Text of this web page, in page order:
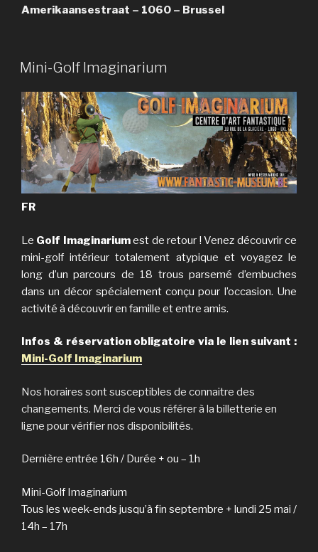
Amerikaansestraat – 1060 – Brussel
PUBLIÉ
LE
Mini-Golf Imaginarium
FR
Le Golf Imaginariumest de retour ! Venez découvrir ce
mini-golf intérieur totalement atypique et voyagez le
long d’un parcours de 18 trous parsemé d’embuches
dans un décor spécialement conçu pour l’occasion. Une
activité à découvrir en famille et entre amis.
Infos & réservation obligatoire via le lien suivant :
Mini-Golf Imaginarium
Nos horaires sont susceptibles de connaitre des
changements. Merci de vous référer à la billetterie en
ligne pour vérifier nos disponibilités.
Dernière entrée 16h / Durée + ou – 1h
Mini-Golf Imaginarium
Tous les week-ends jusqu’à fin septembre + lundi 25 mai /
14h – 17h